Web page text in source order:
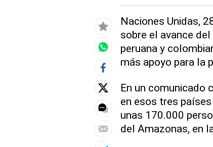
Naciones Unidas,
sobre el avance
peruana y
más apoyo para la
En un comunicado
en esos tres
unas 170.000
del Amazonas, en